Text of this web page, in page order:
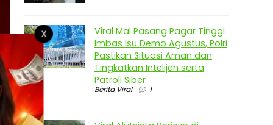
Viral Mal Pasang Pagar Tinggi
Imbas Isu Demo Agustus, Polri
Pastikan Situasi Aman dan
Tingkatkan Intelijen serta
Patroli Siber
Berita Viral 1
X